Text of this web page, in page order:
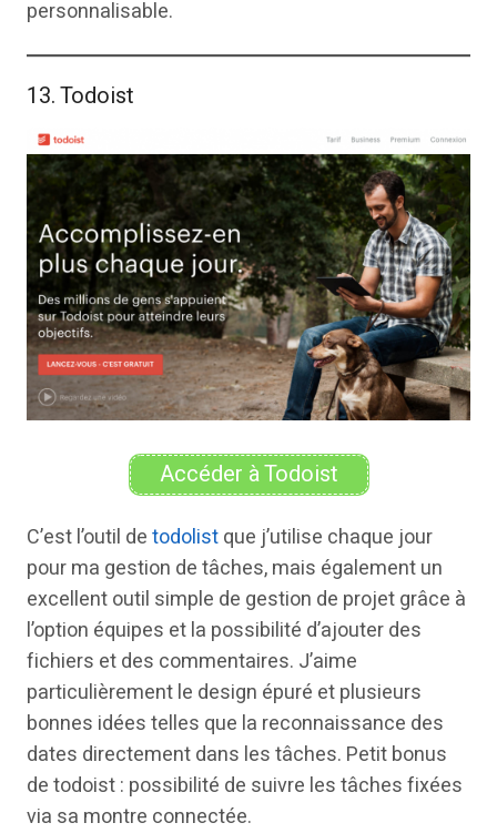
personnalisable.
13. Todoist
Accéder à Todoist
C’est l’outil detodolistque j’utilise chaque jour
pour ma gestion de tâches, mais également un
excellent outil simple de gestion de projet grâce à
l’option équipes et la possibilité d’ajouter des
fichiers et des commentaires. J’aime
particulièrement le design épuré et plusieurs
bonnes idées telles que la reconnaissance des
dates directement dans les tâches. Petit bonus
de todoist : possibilité de suivre les tâches fixées
via sa montre connectée.